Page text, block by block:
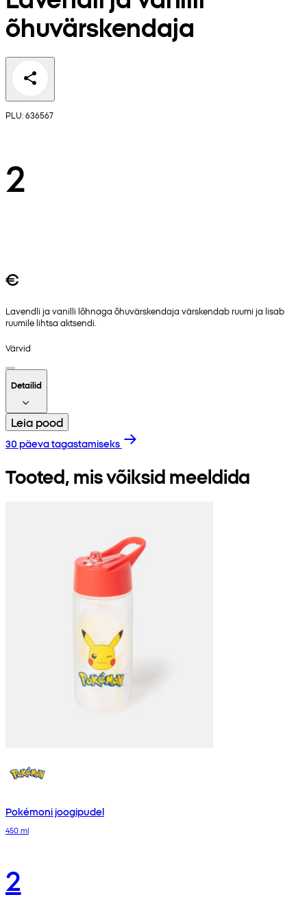
õhuvärskendaja
PLU: 636567
2
€
Lavendli ja vanilli lõhnaga õhuvärskendaja värskendab ruumi ja lisab
ruumile lihtsa aktsendi.
Värvid
Detailid
Leia pood
30 päeva tagastamiseks
Tooted, mis võiksid meeldida
Pokémoni joogipudel
450 ml
2